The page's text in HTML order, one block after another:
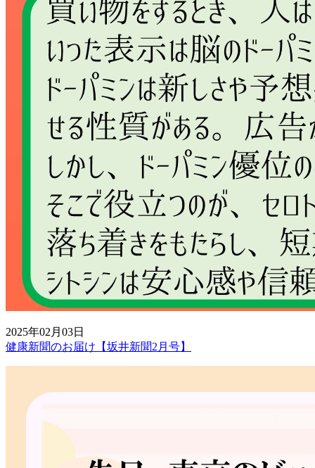
2025年02月03日
健康新聞のお届け【坂井新聞2月号】